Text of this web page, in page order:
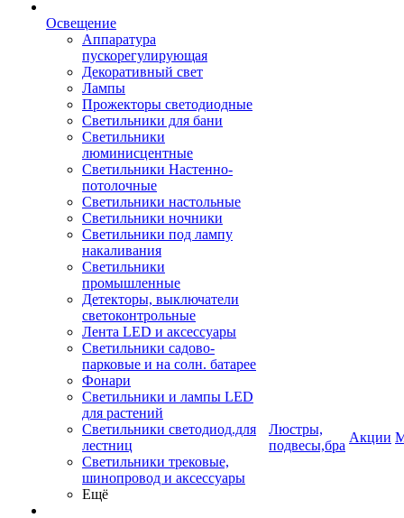
Освещение
Аппаратура
пускорегулирующая
Декоративный свет
Лампы
Прожекторы светодиодные
Светильники для бани
Светильники
люминисцентные
Светильники Настенно-
потолочные
Светильники настольные
Светильники ночники
Светильники под лампу
накаливания
Светильники
промышленные
Детекторы, выключатели
светоконтрольные
Лента LED и аксессуары
Светильники садово-
парковые и на солн. батарее
Фонари
Светильники и лампы LED
для растений
Светильники светодиод.для
лестниц
Светильники трековые,
шинопровод и аксессуары
Ещё
Люстры,
подвесы,бра
Акции